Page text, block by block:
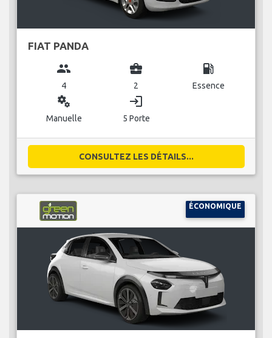
FIAT PANDA
group
4
business_center
2
local_gas_station
Essence
miscellaneous_services
Manuelle
login
5 Porte
CONSULTEZ LES DÉTAILS...
ÉCONOMIQUE